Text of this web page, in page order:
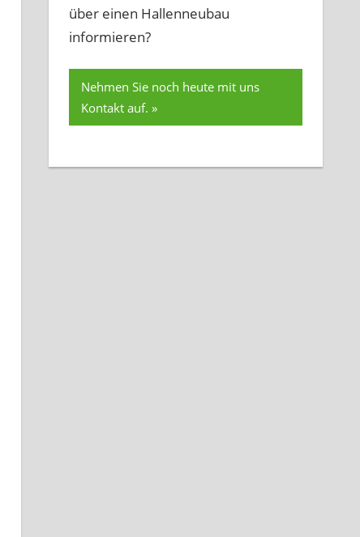
über einen Hallenneubau
informieren?
Nehmen Sie noch heute mit uns
Kontakt auf.